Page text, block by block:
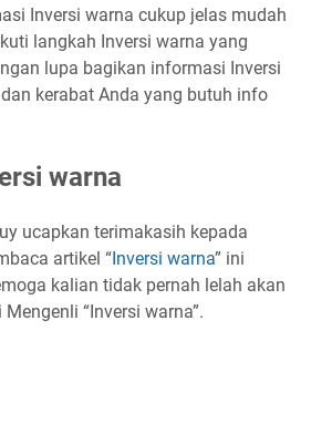
Inversi warna cukup jelas mudah
langkah Inversi warna yang
lupa bagikan informasi Inversi
kerabat Anda yang butuh info
warna
ucapkan terimakasih kepada
artikel “ Inversi warna” ini
kalian tidak pernah lelah akan
“Inversi warna”.